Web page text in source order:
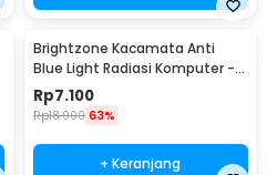
Brightzone Kacamata Anti
Blue Light Radiasi Komputer -
E27
Rp7.100
Rp18.900 63%
+ Keranjang